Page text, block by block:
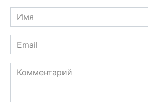
Имя
*
Email
*
Комментарий